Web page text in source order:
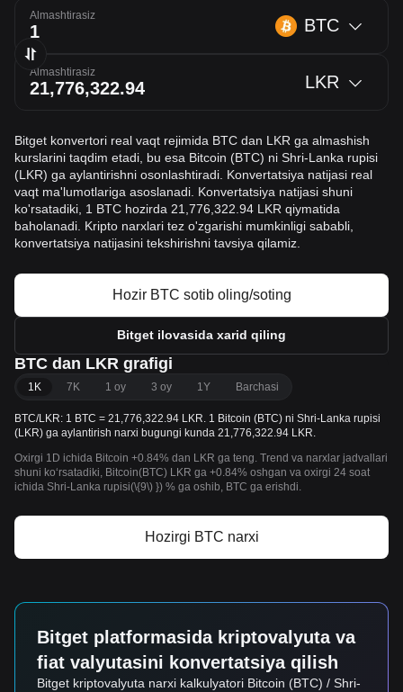
Almashtirasiz BTC
Almashtirasiz LKR
Bitget konvertori real vaqt rejimida BTC dan LKR ga almashish
kurslarini taqdim etadi, bu esa Bitcoin (BTC) ni Shri-Lanka rupisi
(LKR) ga aylantirishni osonlashtiradi. Konvertatsiya natijasi real
vaqt ma'lumotlariga asoslanadi. Konvertatsiya natijasi shuni
ko'rsatadiki, 1 BTC hozirda 21,776,322.94 LKR qiymatida
baholanadi. Kripto narxlari tez o'zgarishi mumkinligi sababli,
konvertatsiya natijasini tekshirishni tavsiya qilamiz.
Hozir BTC sotib oling/soting
Bitget ilovasida xarid qiling
BTC dan LKR grafigi
1K 7K 1 oy 3 oy 1Y Barchasi
BTC/LKR: 1 BTC = 21,776,322.94 LKR. 1 Bitcoin (BTC) ni Shri-Lanka rupisi
(LKR) ga aylantirish narxi bugungi kunda 21,776,322.94 LKR.
Oxirgi 1D ichida Bitcoin +0.84% dan LKR ga teng. Trend va narxlar jadvallari
shuni koʻrsatadiki, Bitcoin(BTC) LKR ga +0.84% oshgan va oxirgi 24 soat
ichida Shri-Lanka rupisi(\{9\) }) % ga oshib, BTC ga erishdi.
Hozirgi BTC narxi
Bitget platformasida kriptovalyuta va
fiat valyutasini konvertatsiya qilish
Bitget kriptovalyuta narxi kalkulyatori Bitcoin (BTC) / Shri-